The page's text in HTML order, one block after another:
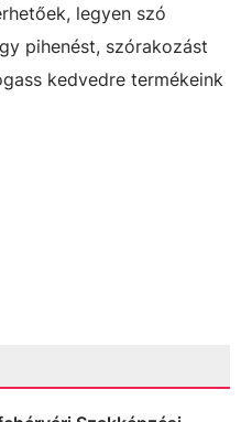
legyen szó
pihenést, szórakozást
kedvedre termékeink